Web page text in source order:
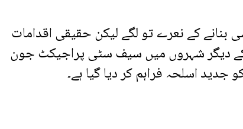
کے نعرے تو لگے لیکن حقیقی اقدامات
کے دیگر شہروں میں سیف سٹی پراجیکٹ جون
اسلحہ فراہم کر دیا گیا ہے۔